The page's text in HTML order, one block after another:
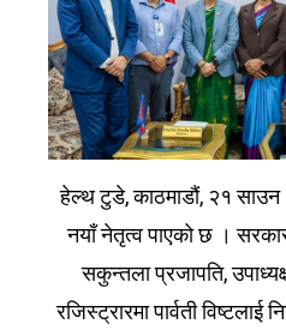
हेल्थ टुडे, काठमाडौं, २१ साउन
नयाँ नेतृत्व पाएको छ ।
सकुन्तला प्रजापति,
रजिस्ट्रारमा पार्वती